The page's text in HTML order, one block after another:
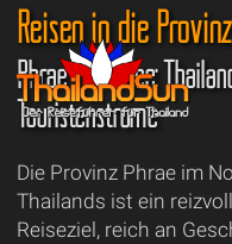
Reisen in die
Phrae erkunden:
Touristenströme
Die Provinz Phrae im
Thailands ist ein
Reiseziel, reich an